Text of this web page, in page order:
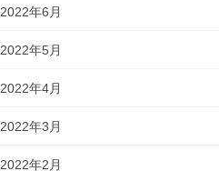
2022年6月
2022年5月
2022年4月
2022年3月
2022年2月